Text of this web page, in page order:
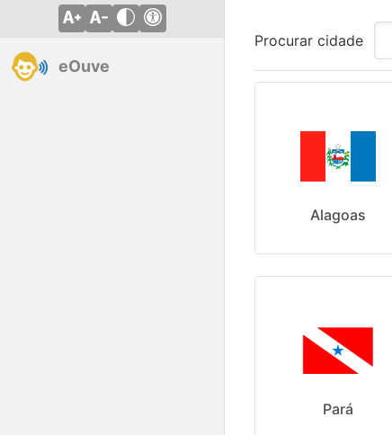
eOuve
Procurar cidade
Alagoas
Pará